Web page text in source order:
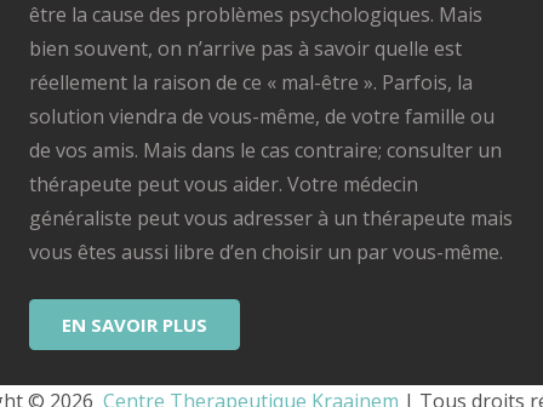
être la cause des problèmes psychologiques. Mais
bien souvent, on n’arrive pas à savoir quelle est
réellement la raison de ce « mal-être ». Parfois, la
solution viendra de vous-même, de votre famille ou
de vos amis. Mais dans le cas contraire; consulter un
thérapeute peut vous aider. Votre médecin
généraliste peut vous adresser à un thérapeute mais
vous êtes aussi libre d’en choisir un par vous-même.
EN SAVOIR PLUS
© 2026 Centre Therapeutique Kraainem | Tous droits